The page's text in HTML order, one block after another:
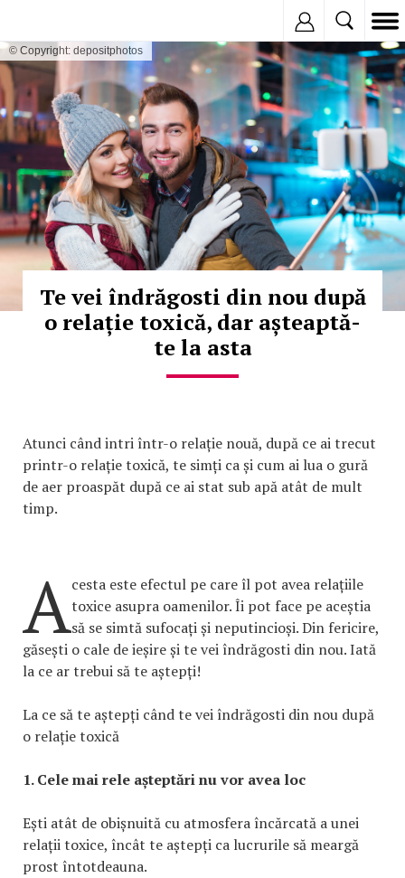
© Copyright: depositphotos
Te vei îndrăgosti din nou după
o relație toxică, dar așteaptă-
te la asta
Atunci când intri într-o relație nouă, după ce ai trecut
printr-o relație toxică, te simți ca și cum ai lua o gură
de aer proaspăt după ce ai stat sub apă atât de mult
timp.
Acesta este efectul pe care îl pot avea relațiile
toxice asupra oamenilor. Îi pot face pe aceștia
să se simtă sufocați și neputincioși. Din fericire,
găsești o cale de ieșire și te vei îndrăgosti din nou. Iată
la ce ar trebui să te aștepți!
La ce să te aștepți când te vei îndrăgosti din nou după
o relație toxică
1. Cele mai rele așteptări nu vor avea loc
Ești atât de obișnuită cu atmosfera încărcată a unei
relații toxice, încât te aștepți ca lucrurile să meargă
prost întotdeauna.